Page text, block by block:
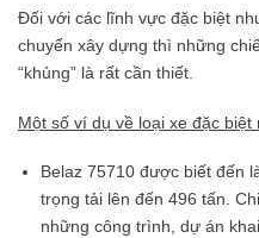
Đối với các lĩnh vực đặc biệt
chuyển xây dựng thì những
“khủng” là rất cần thiết.
Một số ví dụ về loại xe đặc biệt
Belaz 75710 được biết đến
trọng tải lên đến 496 tấn.
những công trình, dự án